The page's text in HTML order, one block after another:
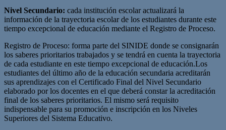
Nivel Secundario: cada institución escolar actualizará la
información de la trayectoria escolar de los estudiantes durante este
tiempo excepcional de educación mediante el Registro de Proceso.
Registro de Proceso: forma parte del SINIDE donde se consignarán
los saberes prioritarios trabajados y se tendrá en cuenta la trayectoria
de cada estudiante en este tiempo excepcional de educación.Los
estudiantes del último año de la educación secundaria acreditarán
sus aprendizajes con el Certificado Final del Nivel Secundario
elaborado por los docentes en el que deberá constar la acreditación
final de los saberes prioritarios. El mismo será requisito
indispensable para su promoción e inscripción en los Niveles
Superiores del Sistema Educativo.